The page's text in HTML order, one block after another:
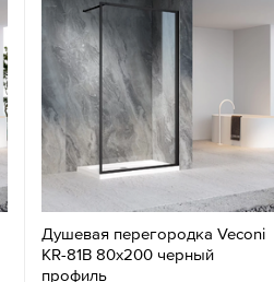
Душевая перегородка Veconi
KR-81B 80x200 черный
профиль